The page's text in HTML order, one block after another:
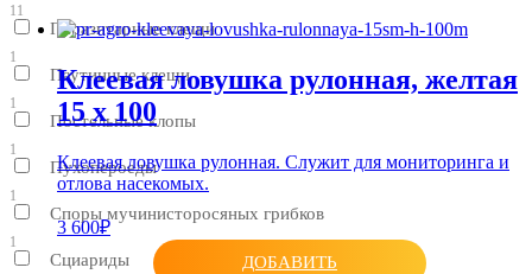
11
Паразитарные клещи
1
Паутинные клещи
1
Постельные клопы
1
Пухопероеды
1
Споры мучинисторосяных грибков
1
Сциариды
Клеевая ловушка рулонная, желтая
15 x 100
Клеевая ловушка рулонная. Служит для мониторинга и
отлова насекомых.
3 600₽
ДОБАВИТЬ